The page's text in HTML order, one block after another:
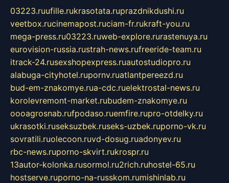
03223.ruufille.rukrasotata.ruprazdnikdushi.ru
veetbox.rucinemapost.ruciam-fr.rukraft-you.ru
mega-press.ru03223.ruweb-explore.rurastenuya.ru
eurovision-russia.rustrah-news.rufreeride-team.ru
itrack-24.rusexshopexpress.ruautostudiopro.ru
alabuga-cityhotel.rupornv.ruatlantpereezd.ru
bud-em-znakomye.rua-cdc.ruelektrostal-news.ru
korolevremont-market.rubudem-znakomye.ru
oooagrosnab.rufpodaso.ruemfire.rupro-otdelky.ru
ukrasotki.ruseksuzbek.ruseks-uzbek.ruporno-vk.ru
sovratili.ruolecoon.ruvd-dosug.ruadonyev.ru
rbc-news.ruporno-skvirt.rukrospr.ru
13autor-kolonka.rusormol.ru2rich.ruhostel-65.ru
hostserve.ruporno-na-russkom.rumishinlab.ru